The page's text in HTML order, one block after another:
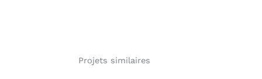
Projets similaires